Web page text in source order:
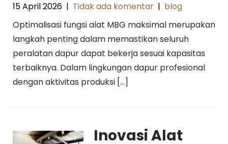
15 April 2026 | Tidak ada komentar | blog
Optimalisasi fungsi alat MBG maksimal merupakan
langkah penting dalam memastikan seluruh
peralatan dapur dapat bekerja sesuai kapasitas
terbaiknya. Dalam lingkungan dapur profesional
dengan aktivitas produksi […]
Inovasi Alat